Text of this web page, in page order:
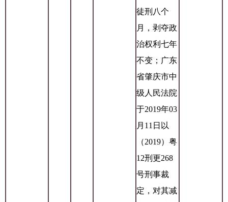
徒刑八个
月，剥夺政
治权利七年
不变；广东
省肇庆市中
级人民法院
于2019年03
月11日以
（2019）粤
12刑更268
号刑事裁
定，对其减